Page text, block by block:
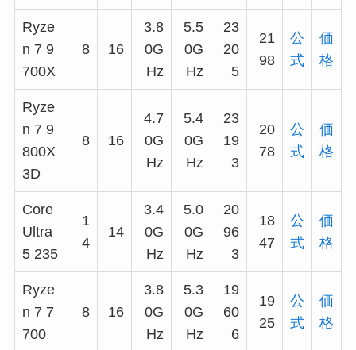
Ryze
n 7 9
700X
8 16
3.8
0G
Hz
5.5
0G
Hz
23
20
5
21
98
公
式
価
格
Ryze
n 7 9
800X
3D
8 16
4.7
0G
Hz
5.4
0G
Hz
23
19
3
20
78
公
式
価
格
Core
Ultra
5 235
1
4
14
3.4
0G
Hz
5.0
0G
Hz
20
96
3
18
47
公
式
価
格
Ryze
n 7 7
700
8 16
3.8
0G
Hz
5.3
0G
Hz
19
60
6
19
25
公
式
価
格